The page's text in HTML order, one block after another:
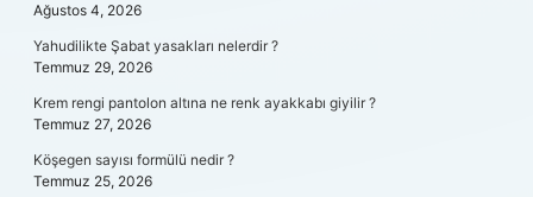
Ağustos 4, 2026
Yahudilikte Şabat yasakları nelerdir ?
Temmuz 29, 2026
Krem rengi pantolon altına ne renk ayakkabı giyilir ?
Temmuz 27, 2026
Köşegen sayısı formülü nedir ?
Temmuz 25, 2026